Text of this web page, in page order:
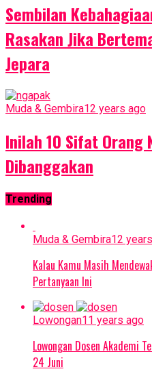
Sembilan
Rasakan Jika
Jepara
Muda & Gembira12 years ago
Inilah 10 Sifat Orang
Dibanggakan
Trending
Muda & Gembira12
Kalau Kamu Masih
Pertanyaan Ini
Lowongan11 years ago
Lowongan Dosen Akademi
24 Juni